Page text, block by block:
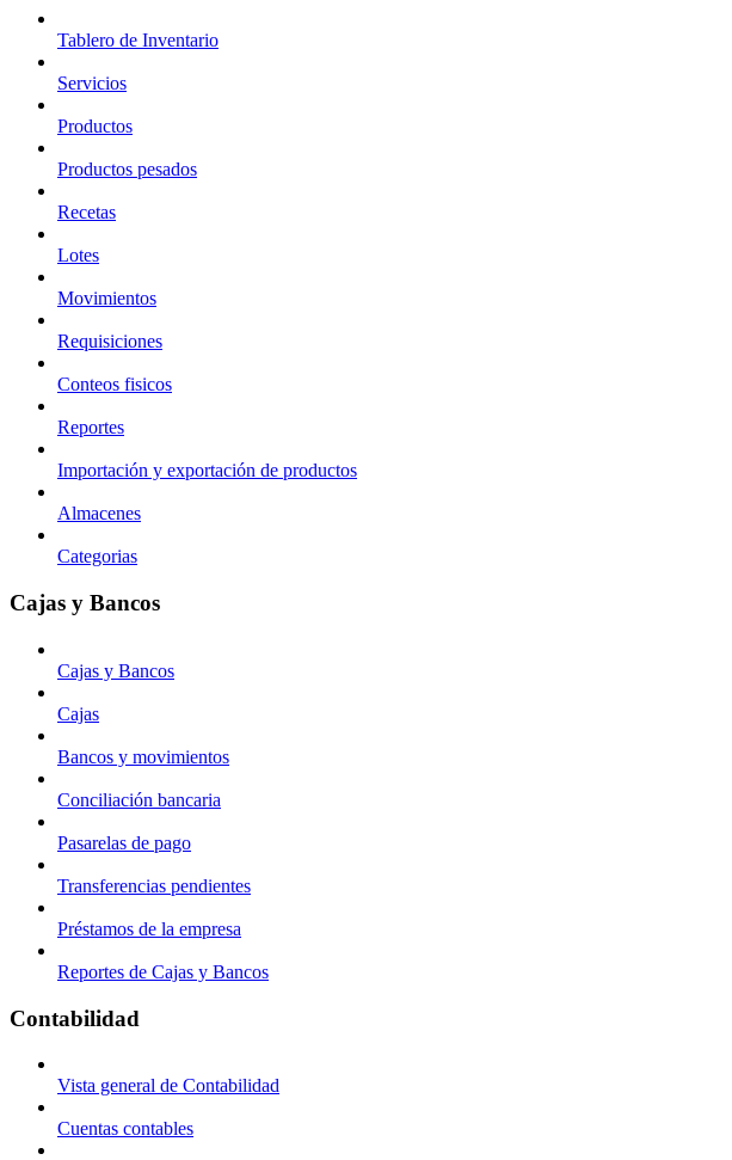
Tablero de Inventario
Servicios
Productos
Productos pesados
Recetas
Lotes
Movimientos
Requisiciones
Conteos fisicos
Reportes
Importación y exportación de productos
Almacenes
Categorias
Cajas y Bancos
Cajas y Bancos
Cajas
Bancos y movimientos
Conciliación bancaria
Pasarelas de pago
Transferencias pendientes
Préstamos de la empresa
Reportes de Cajas y Bancos
Contabilidad
Vista general de Contabilidad
Cuentas contables